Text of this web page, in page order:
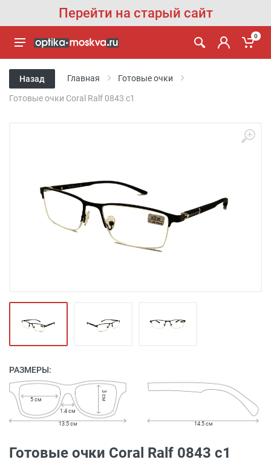
Перейти на старый сайт
0
Назад Главная Готовые очки
Готовые очки Coral Ralf 0843 c1
РАЗМЕРЫ:
1.4 см
5 см 3 см
13.5 см 14.5 см
Готовые очки Coral Ralf 0843 c1